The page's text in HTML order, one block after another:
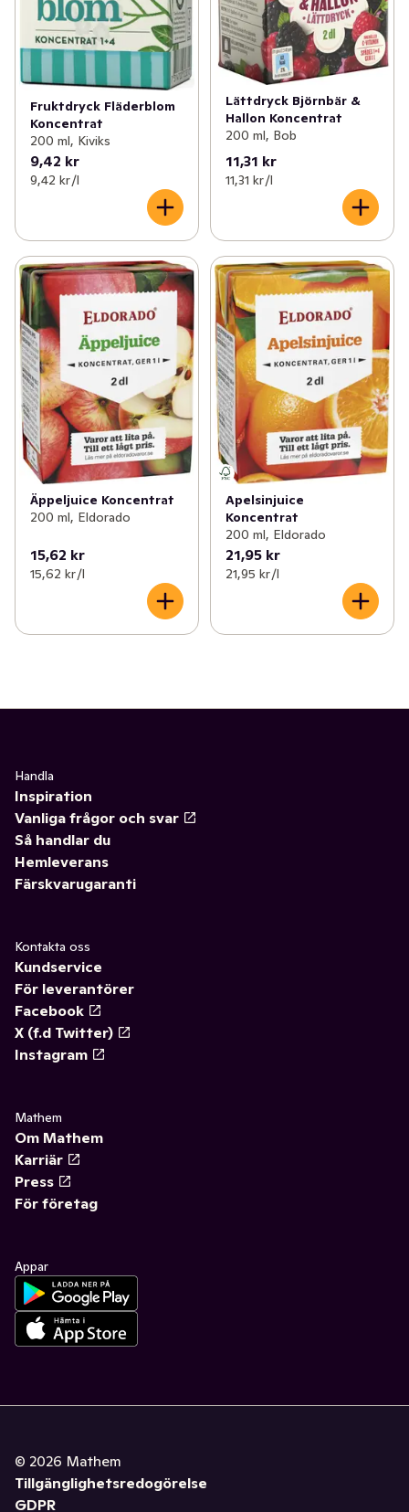
Fruktdryck Fläderblom
Koncentrat
200 ml, Kiviks
9,42 kr
9,42 kr /l
Lättdryck Björnbär &
Hallon Koncentrat
200 ml, Bob
11,31 kr
11,31 kr /l
Äppeljuice Koncentrat
200 ml, Eldorado
15,62 kr
15,62 kr /l
Apelsinjuice
Koncentrat
200 ml, Eldorado
21,95 kr
21,95 kr /l
Handla
Inspiration
Vanliga frågor och svar
Så handlar du
Hemleverans
Färskvarugaranti
Kontakta oss
Kundservice
För leverantörer
Facebook
X (f.d Twitter)
Instagram
Mathem
Om Mathem
Karriär
Press
För företag
Appar
© 2026 Mathem
Tillgänglighetsredogörelse
GDPR